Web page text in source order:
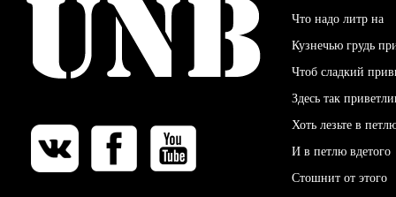
Что надо литр на
Кузнечью грудь
Чтоб сладкий
Здесь так
Хоть лезьте в
И в петлю вдетого
Стошнит от этого